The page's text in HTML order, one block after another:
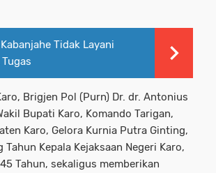
Tidak Layani
Brigjen Pol (Purn) Dr. dr. Antonius
Bupati Karo, Komando Tarigan,
Karo, Gelora Kurnia Putra Ginting,
Kepala Kejaksaan Negeri Karo,
Tahun, sekaligus memberikan